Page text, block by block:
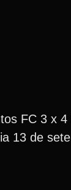
FC 3 x
13 de